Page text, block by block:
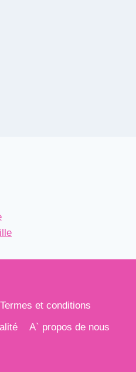
Termes et conditions
A` propos de nous